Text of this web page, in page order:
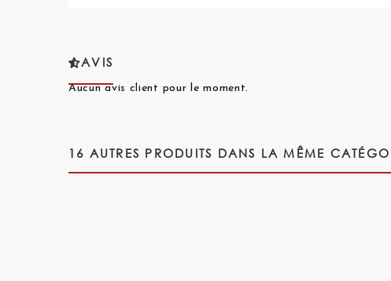
AVIS
Aucun avis client pour le moment.
16 AUTRES PRODUITS DANS LA MÊME